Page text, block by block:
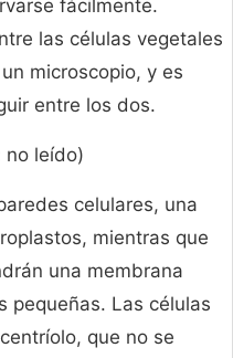
fácilmente.
las células vegetales
microscopio, y es
entre los dos.
no leído)
celulares, una
mientras que
una membrana
pequeñas. Las células
que no se